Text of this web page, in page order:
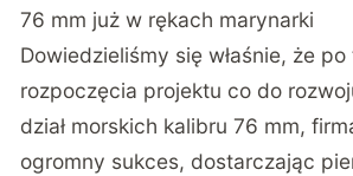
76 mm już w rękach marynarki
Dowiedzieliśmy sięwłaśnie, że
rozpoczęcia projektu co do
dział morskich kalibru 76 mm,
ogromny sukces, dostarczając